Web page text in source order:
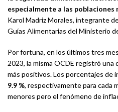
especialmente a las poblaciones
Karol Madriz Morales, integrante
Guías Alimentarias del Ministerio
Por fortuna, en los últimos tres
2023, la misma OCDE registró
más positivos. Los porcentajes de
9.9 %, respectivamente para cada
menores pero el fenómeno de